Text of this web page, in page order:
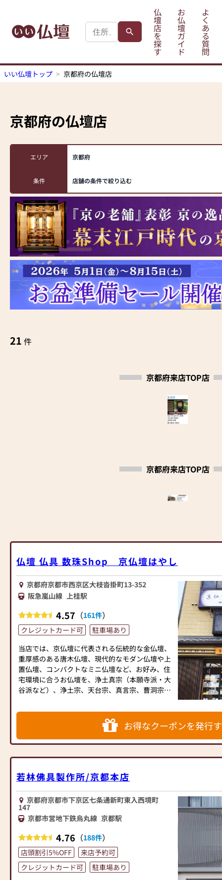
仏
壇
店
を
探
す
お
仏
壇
ガ
イ
ド
よ
く
あ
る
質
問
いい仏壇トップ 京都府の仏壇店
京都府の仏壇店
エリア 京都府
条件 店舗の条件で絞り込む
21 件
京都府来店TOP店
京都府来店TOP店
仏壇 仏具 数珠Shop 京仏壇はやし
京都府京都市西京区大枝沓掛町13-352
阪急嵐山線 上桂駅
4.57 （161件）
クレジットカード可
駐車場あり
当店では、京仏壇に代表される伝統的な金仏壇、
重厚感のある唐木仏壇、現代的なモダン仏壇や上
置仏壇、コンパクトなミニ仏壇など、お好み、住
宅環境に合うお仏壇を、浄土真宗（本願寺派・大
谷派など）、浄土宗、天台宗、真言宗、曹洞宗、
トして、お買い求めやすい価格でご提供致してお
お客様のご要望に応じてオーダーメイドでお仏壇
また、古くなったお仏壇の修理やリフォーム（洗
い）・処分も承っております。
お仏壇は一生に一度のお買い物。売ったら売りっ
ぱなしには致しません。修理やメンテナンスのご
相談にも精一杯お応えさせていただきます。
また、位牌、仏像、仏具、数珠、線香、盆提灯、
神棚、神具、寺院仏具など数多くの仏事用品も取
り扱っております。
お得なクーポンを発行
若林佛具製作所/京都本店
京都府京都市下京区七条通新町東入西境町
147
京都市営地下鉄烏丸線 京都駅
4.76 （188件）
店頭割引5%OFF
来店予約可
クレジットカード可
駐車場あり